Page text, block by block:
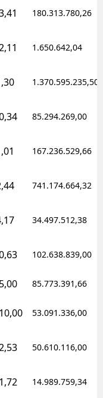
180.313.780,26
1.650.642,04
1.370.595.235,50
85.294.269,00
167.236.529,66
741.174.664,32
34.497.512,38
102.638.839,00
85.773.391,66
53.091.336,00
50.610.116,00
14.989.759,34